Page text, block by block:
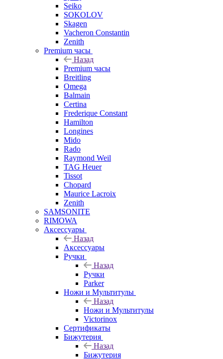
Seiko
SOKOLOV
Skagen
Vacheron Constantin
Zenith
Premium часы
Назад
Premium часы
Breitling
Omega
Balmain
Certina
Frederique Constant
Hamilton
Longines
Mido
Rado
Raymond Weil
TAG Heuer
Tissot
Chopard
Maurice Lacroix
Zenith
SAMSONITE
RIMOWA
Аксессуары
Назад
Аксессуары
Ручки
Назад
Ручки
Parker
Ножи и Мультитулы
Назад
Ножи и Мультитулы
Victorinox
Сертификаты
Бижутерия
Назад
Бижутерия